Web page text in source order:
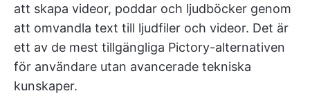
att skapa videor, poddar och ljudböcker genom
att omvandla text till ljudfiler och videor. Det är
ett av de mest tillgängliga Pictory-alternativen
för användare utan avancerade tekniska
kunskaper.